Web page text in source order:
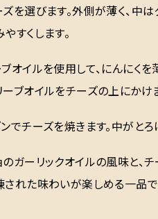
を選びます。外側が薄く、中
すくします。
オイルを使用して、にんにく
ブオイルをチーズの上にかけ
でチーズを焼きます。中がと
のガーリックオイルの風味と
された味わいが楽しめる一品